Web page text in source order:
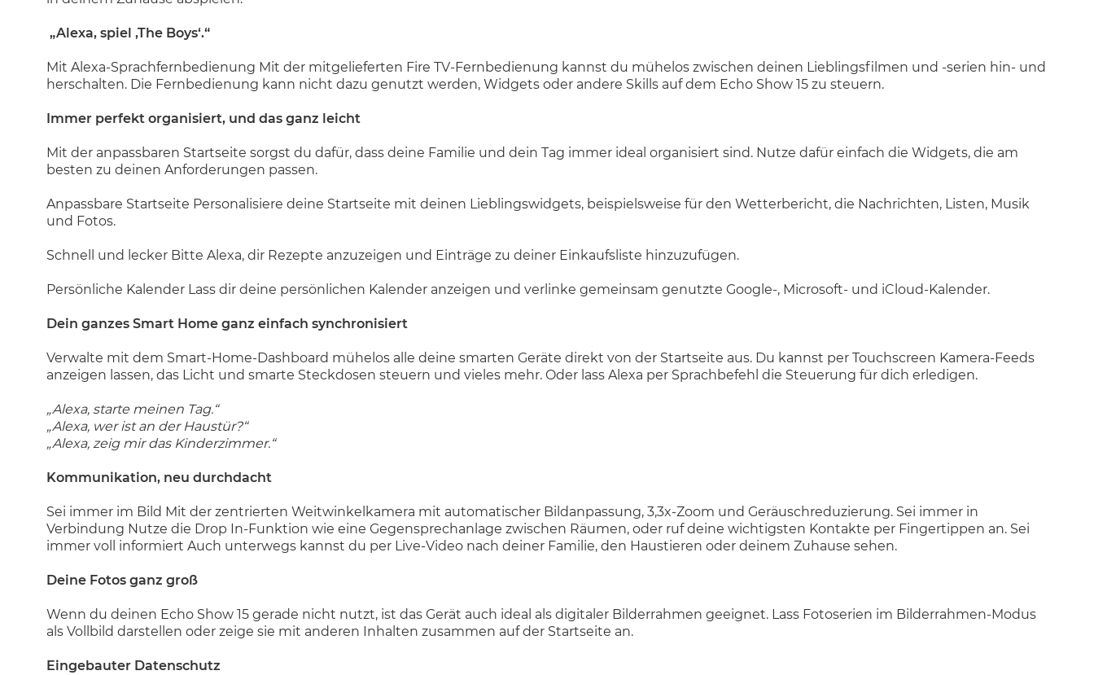
„Alexa, spiel ‚The Boys‘.“
Mit Alexa-Sprachfernbedienung Mit der mitgelieferten Fire TV-Fernbedienung kannst du mühelos zwischen deinen Lieblingsfilmen und -serien hin- und
herschalten. Die Fernbedienung kann nicht dazu genutzt werden, Widgets oder andere Skills auf dem Echo Show 15 zu steuern.
Immer perfekt organisiert, und das ganz leicht
Mit der anpassbaren Startseite sorgst du dafür, dass deine Familie und dein Tag immer ideal organisiert sind. Nutze dafür einfach die Widgets, die am
besten zu deinen Anforderungen passen.
Anpassbare Startseite Personalisiere deine Startseite mit deinen Lieblingswidgets, beispielsweise für den Wetterbericht, die Nachrichten, Listen, Musik
und Fotos.
Schnell und lecker Bitte Alexa, dir Rezepte anzuzeigen und Einträge zu deiner Einkaufsliste hinzuzufügen.
Persönliche Kalender Lass dir deine persönlichen Kalender anzeigen und verlinke gemeinsam genutzte Google-, Microsoft- und iCloud-Kalender.
Dein ganzes Smart Home ganz einfach synchronisiert
Verwalte mit dem Smart-Home-Dashboard mühelos alle deine smarten Geräte direkt von der Startseite aus. Du kannst per Touchscreen Kamera-Feeds
anzeigen lassen, das Licht und smarte Steckdosen steuern und vieles mehr. Oder lass Alexa per Sprachbefehl die Steuerung für dich erledigen.
„Alexa, starte meinen Tag.“
„Alexa, wer ist an der Haustür?“
„Alexa, zeig mir das Kinderzimmer.“
Kommunikation, neu durchdacht
Sei immer im Bild Mit der zentrierten Weitwinkelkamera mit automatischer Bildanpassung, 3,3x-Zoom und Geräuschreduzierung. Sei immer in
Verbindung Nutze die Drop In-Funktion wie eine Gegensprechanlage zwischen Räumen, oder ruf deine wichtigsten Kontakte per Fingertippen an. Sei
immer voll informiert Auch unterwegs kannst du per Live-Video nach deiner Familie, den Haustieren oder deinem Zuhause sehen.
Deine Fotos ganz groß
Wenn du deinen Echo Show 15 gerade nicht nutzt, ist das Gerät auch ideal als digitaler Bilderrahmen geeignet. Lass Fotoserien im Bilderrahmen-Modus
als Vollbild darstellen oder zeige sie mit anderen Inhalten zusammen auf der Startseite an.
Eingebauter Datenschutz